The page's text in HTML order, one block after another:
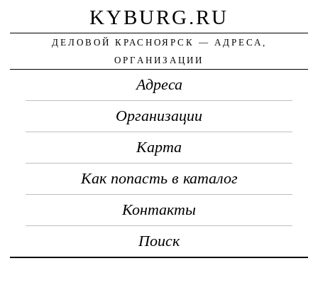
KYBURG.RU
ДЕЛОВОЙ КРАСНОЯРСК — АДРЕСА,
ОРГАНИЗАЦИИ
Адреса
Организации
Карта
Как попасть в каталог
Контакты
Поиск